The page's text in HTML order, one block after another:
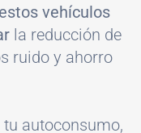
vehículos
la reducción de
ruido y ahorro
autoconsumo,